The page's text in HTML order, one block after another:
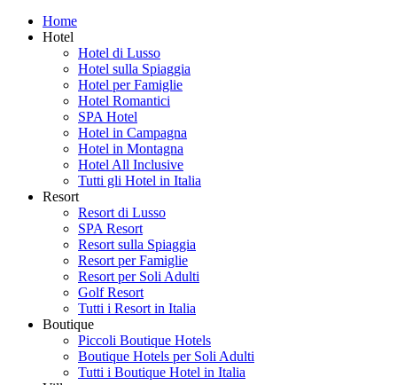
Home
Hotel
Hotel di Lusso
Hotel sulla Spiaggia
Hotel per Famiglie
Hotel Romantici
SPA Hotel
Hotel in Campagna
Hotel in Montagna
Hotel All Inclusive
Tutti gli Hotel in Italia
Resort
Resort di Lusso
SPA Resort
Resort sulla Spiaggia
Resort per Famiglie
Resort per Soli Adulti
Golf Resort
Tutti i Resort in Italia
Boutique
Piccoli Boutique Hotels
Boutique Hotels per Soli Adulti
Tutti i Boutique Hotel in Italia